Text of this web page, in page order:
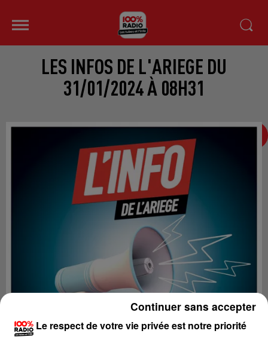
LES INFOS DE L'ARIEGE DU
31/01/2024 À 08H31
Le respect de votre vie privée est notre priorité
Continuer sans accepter